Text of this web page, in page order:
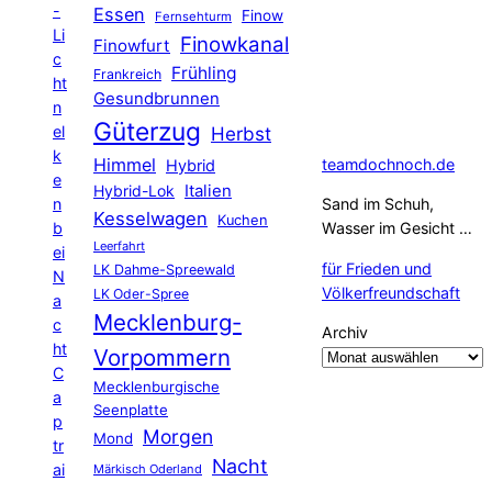
-
Li
c
ht
n
el
k
e
n
b
ei
N
a
c
ht
C
a
p
tr
ai
Essen Fernsehturm Finow
Finowfurt Finowkanal
Frankreich Frühling
Gesundbrunnen
Güterzug Herbst
Himmel
Hybrid
Hybrid-Lok Italien
Kesselwagen Kuchen
Leerfahrt
LK Dahme-Spreewald
LK Oder-Spree
Mecklenburg-
Vorpommern
Mecklenburgische
Seenplatte
Mond
Morgen
Märkisch Oderland Nacht
teamdochnoch.de
Sand im Schuh,
Wasser im Gesicht …
für Frieden und
Völkerfreundschaft
Archiv